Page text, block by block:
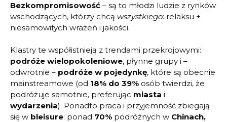
Bezkompromisowość – są to młodzi ludzie z rynków
wschodzących, którzy chcą wszystkiego: relaksu +
niesamowitych wrażeń i jakości.
Klastry te współistnieją z trendami przekrojowymi:
podróże wielopokoleniowe, płynne grupy i –
odwrotnie – podróże w pojedynkę, które są obecnie
mainstreamowe (od 18% do 39% osób twierdzi, że
podróżuje samotnie, preferując miasta i
wydarzenia). Ponadto praca i przyjemność zbiegają
się w bleisure: ponad 70% podróżnych w Chinach,